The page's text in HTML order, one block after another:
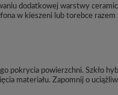
dodatkowej warstwy
w kieszeni lub torebce
pokrycia powierzchni. Szkło
materiału. Zapomnij o